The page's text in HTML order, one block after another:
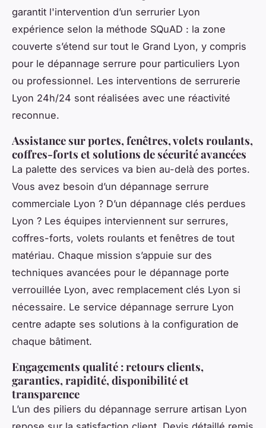
garantit l'intervention d’un serrurier Lyon
expérience selon la méthode SQuAD : la zone
couverte s’étend sur tout le Grand Lyon, y compris
pour le dépannage serrure pour particuliers Lyon
ou professionnel. Les interventions de serrurerie
Lyon 24h/24 sont réalisées avec une réactivité
reconnue.
Assistance sur portes, fenêtres, volets roulants,
coffres-forts et solutions de sécurité avancées
La palette des services va bien au-delà des portes.
Vous avez besoin d’un dépannage serrure
commerciale Lyon ? D’un dépannage clés perdues
Lyon ? Les équipes interviennent sur serrures,
coffres-forts, volets roulants et fenêtres de tout
matériau. Chaque mission s’appuie sur des
techniques avancées pour le dépannage porte
verrouillée Lyon, avec remplacement clés Lyon si
nécessaire. Le service dépannage serrure Lyon
centre adapte ses solutions à la configuration de
chaque bâtiment.
Engagements qualité : retours clients,
garanties, rapidité, disponibilité et
transparence
L’un des piliers du dépannage serrure artisan Lyon